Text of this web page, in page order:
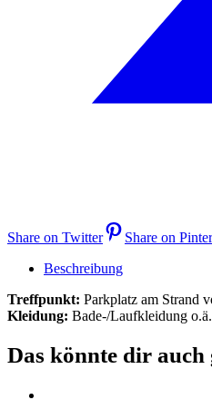
Share on Twitter
Share on
Beschreibung
Treffpunkt: Parkplatz am Strand
Kleidung: Bade-/Laufkleidung
Das könnte dir